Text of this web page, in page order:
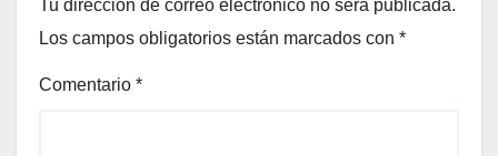
Tu dirección de correo electrónico no será publicada.
Los campos obligatorios están marcados con *
Comentario *